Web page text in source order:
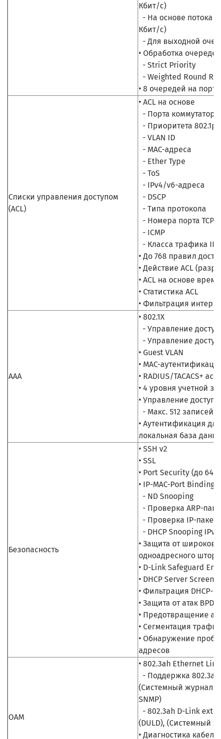
Кбит/с)
- На основе потока
Кбит/с)
- Для выходной
• Обработка очередей
- Strict Priority
- Weighted Round
• 8 очередей на порт
Списки управления доступом
(ACL)
• ACL на основе
- Порта коммутатора
- Приоритета 802.1p
- VLAN ID
- MAC-адреса
- Ether Type
- ToS
- IPv4/v6-адреса
- DSCP
- Типа протокола
- Номера порта TCP/
- ICMP
- Класса трафика
• До 768 правил
• Действие ACL
• ACL на основе
• Статистика ACL
• Фильтрация
AAA
• 802.1X
- Управление
- Управление
• Guest VLAN
• MAC-
• RADIUS/TACACS+
• 4 уровня учетной
• Управление
- Макс. 512 записей
• Аутентификация
локальная база
Безопасность
• SSH v2
• SSL
• Port Security (до 64
• IP-MAC-Port Binding
- ND Snooping
- Проверка ARP-
- Проверка IP-
- DHCP Snooping
• Защита от
одноадресного
• D-Link Safeguard
• DHCP Server
• Фильтрация DHCP-
• Защита от атак BPDU
• Предотвращение
• Сегментация
• Обнаружение
адресов
OAM
• 802.3ah Ethernet Link
- Поддержка
(Системный журнал и
SNMP)
- 802.3ah D-Link
(DULD), (Системный
• Диагностика кабеля